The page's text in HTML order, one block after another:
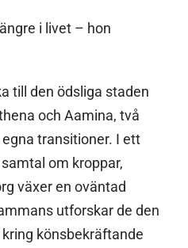
i livet – hon
till den ödsliga staden
och Aamina, två
transitioner. I ett
om kroppar,
växer en oväntad
utforskar de den
könsbekräftande